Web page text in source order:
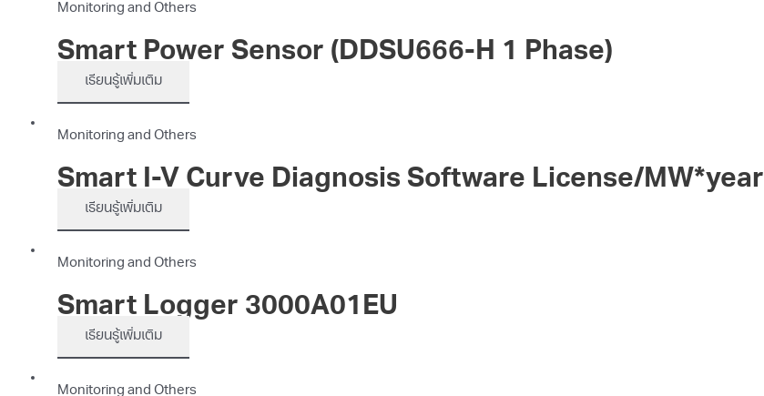
Monitoring and Others
Smart Power Sensor (DDSU666-H 1 Phase)
เรียนรู้เพิ่มเติม
Monitoring and Others
Smart I-V Curve Diagnosis Software License/MW*year
เรียนรู้เพิ่มเติม
Monitoring and Others
Smart Logger 3000A01EU
เรียนรู้เพิ่มเติม
Monitoring and Others